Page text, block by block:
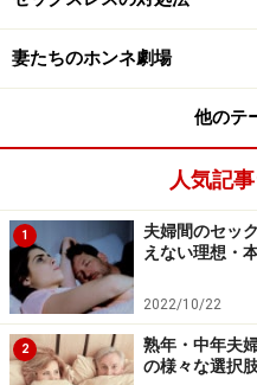
妻たちのホンネ劇場
他のテ
人気記
1
夫婦間のセッ
えない理想・
2022/10/22
2
熟年・中年夫
の様々な選択